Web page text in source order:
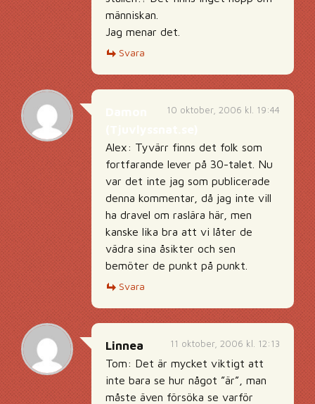
människan.
Jag menar det.
Svara
10 oktober, 2006 kl. 19:44
Alex: Tyvärr finns det folk som
fortfarande lever på 30-talet. Nu
var det inte jag som publicerade
denna kommentar, då jag inte vill
ha dravel om raslära här, men
kanske lika bra att vi låter de
vädra sina åsikter och sen
bemöter de punkt på punkt.
Svara
11 oktober, 2006 kl. 12:13
Linnea
Tom: Det är mycket viktigt att
inte bara se hur något ”är”, man
måste även försöka se varför